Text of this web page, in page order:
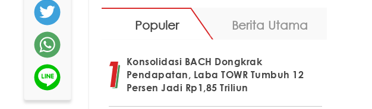
Populer Berita Utama
Konsolidasi BACH Dongkrak
Pendapatan, Laba TOWR Tumbuh 12
Persen Jadi Rp1,85 Triliun